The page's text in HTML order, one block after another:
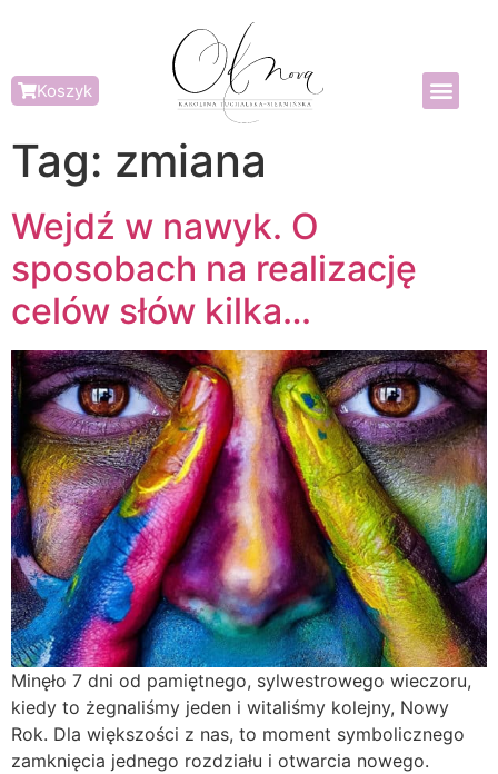
Koszyk
Tag: zmiana
Wejdź w nawyk. O
sposobach na realizację
celów słów kilka…
Minęło 7 dni od pamiętnego, sylwestrowego wieczoru,
kiedy to żegnaliśmy jeden i witaliśmy kolejny, Nowy
Rok. Dla większości z nas, to moment symbolicznego
zamknięcia jednego rozdziału i otwarcia nowego.